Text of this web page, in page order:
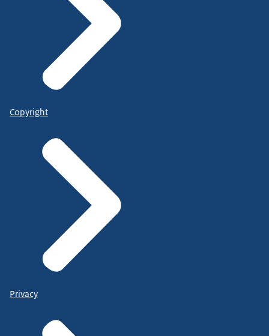
Copyright
Privacy